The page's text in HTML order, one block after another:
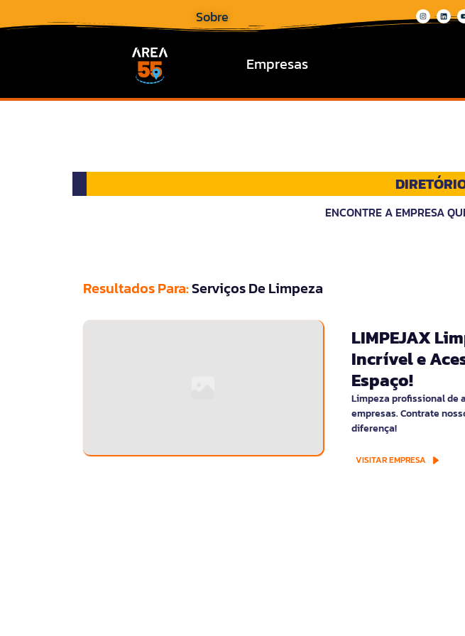
Sobre
Empresas
ENCONTRE A EMPRESA
Resultados Para:Serviços De Limpeza
LIMPEJAX
Incrível e
Espaço!
Limpeza profissional de
empresas. Contrate
diferença!
VISITAR EMPRESA